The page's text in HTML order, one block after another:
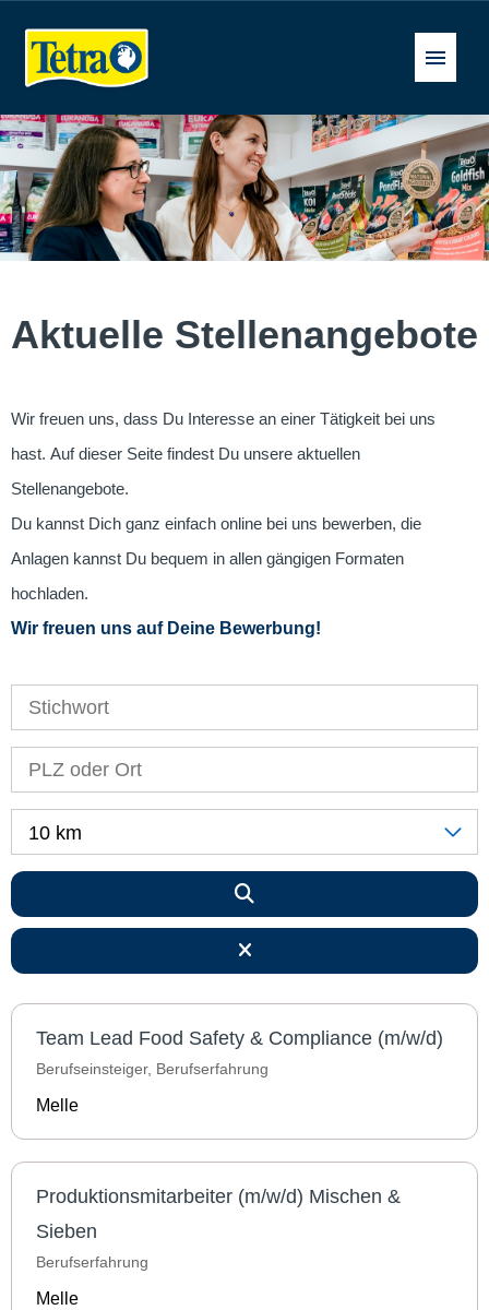
Deutsch
Stellenangebote
Aktuelle Stellenangebote
Wir freuen uns, dass Du Interesse an einer Tätigkeit bei uns
hast. Auf dieser Seite findest Du unsere aktuellen
Stellenangebote.
Du kannst Dich ganz einfach online bei uns bewerben, die
Anlagen kannst Du bequem in allen gängigen Formaten
hochladen.
Wir freuen uns auf Deine Bewerbung!
10 km
Team Lead Food Safety & Compliance (m/w/d)
Berufseinsteiger, Berufserfahrung
Melle
Produktionsmitarbeiter (m/w/d) Mischen &
Sieben
Berufserfahrung
Melle